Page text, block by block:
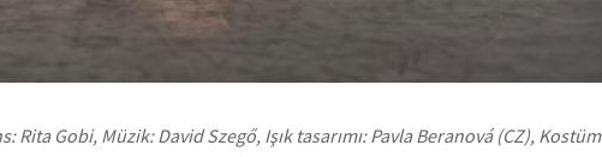
Rita Gobi, Müzik: David Szegő, Işık tasarımı: Pavla Beranová (CZ), Kostüm